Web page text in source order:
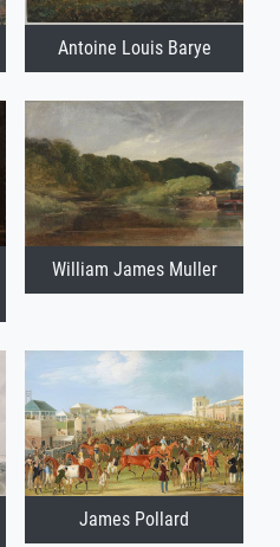
Antoine Louis Barye
William James Muller
James Pollard